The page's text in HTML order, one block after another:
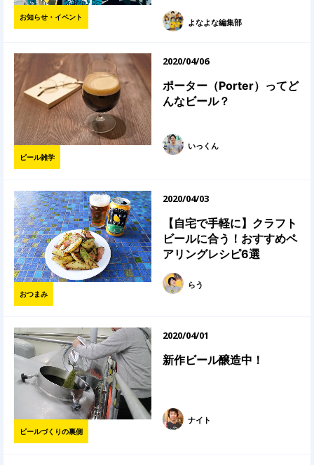
お知らせ・イベント
よなよな編集部
ビール雑学
2020/04/06
ポーター（Porter）ってど
んなビール？
いっくん
おつまみ
2020/04/03
【自宅で手軽に】クラフト
ビールに合う！おすすめペ
アリングレシピ6選
らう
ビールづくりの裏側
2020/04/01
新作ビール醸造中！
ナイト